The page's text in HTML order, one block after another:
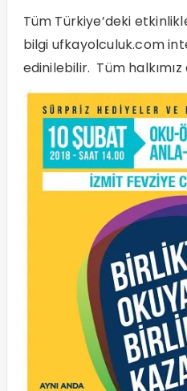
Tüm Türkiye’deki
bilgi ufkayolculuk.com
edinilebilir. Tüm